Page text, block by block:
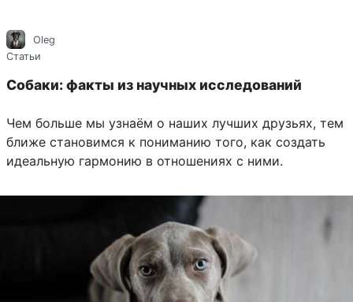
Oleg
Статьи
Собаки: факты из научных исследований
Чем больше мы узнаём о наших лучших друзьях, тем
ближе становимся к пониманию того, как создать
идеальную гармонию в отношениях с ними.